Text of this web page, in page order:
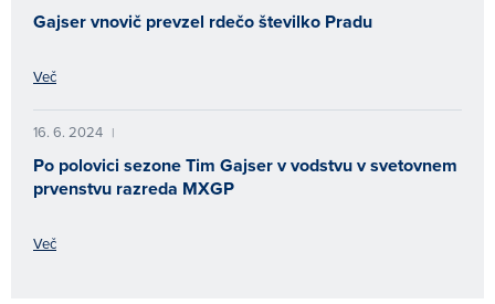
Gajser vnovič prevzel rdečo številko Pradu
Več
16. 6. 2024 |
Po polovici sezone Tim Gajser v vodstvu v svetovnem
prvenstvu razreda MXGP
Več